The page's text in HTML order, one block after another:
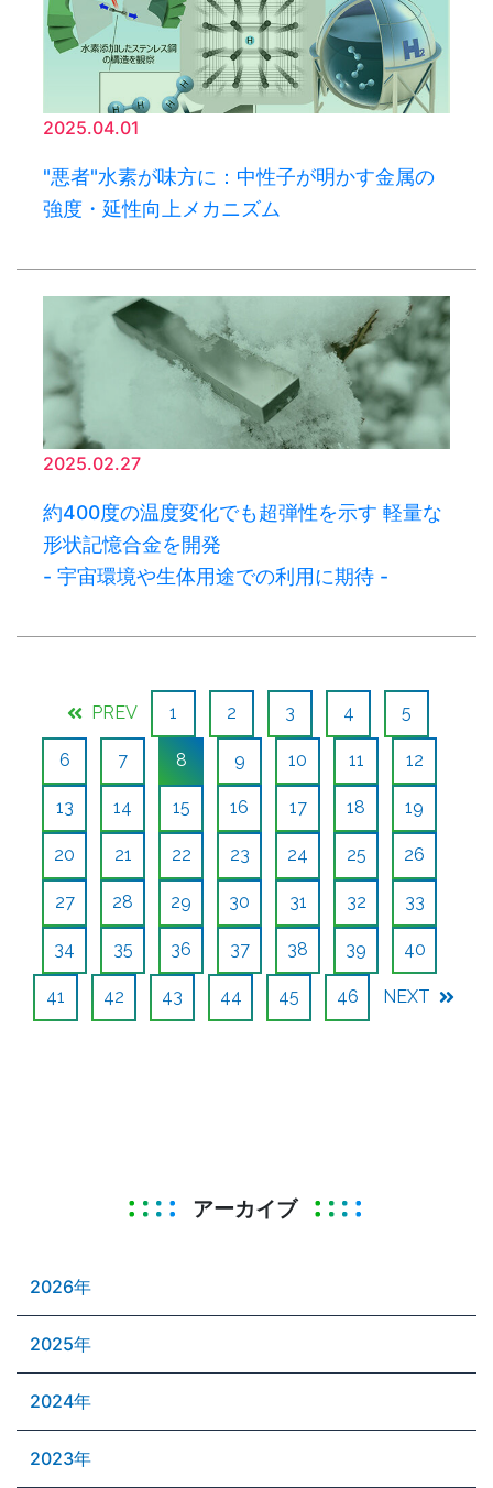
2025.04.01
"悪者"水素が味方に：中性子が明かす金属の
強度・延性向上メカニズム
2025.02.27
約400度の温度変化でも超弾性を示す 軽量な
形状記憶合金を開発
- 宇宙環境や生体用途での利用に期待 -
PREV 1 2 3 4 5
6 7 8 9 10 11 12
13 14 15 16 17 18 19
20 21 22 23 24 25 26
27 28 29 30 31 32 33
34 35 36 37 38 39 40
41 42 43 44 45 46 NEXT
アーカイブ
2026年
2025年
2024年
2023年